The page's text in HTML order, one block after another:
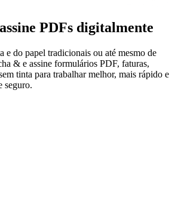
PDFs digitalmente
e do papel tradicionais ou até mesmo de
& e assine formulários PDF, faturas,
tinta para trabalhar melhor, mais rápido e
seguro.